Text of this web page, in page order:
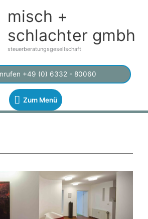
misch +
schlachter gmbh
steuerberatungsgesellschaft
Zum
Menü
Zum Menü
+49 (0) 6332 - 80060